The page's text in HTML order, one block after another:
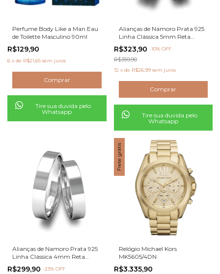
Perfume Body Like a Man Eau
de Toilette Masculino 90ml
R$129,90
6 x de R$21,65 sem juros
Tire sua duvida pelo
Whatsapp
Alianças de Namoro Prata 925
Linha Clássica 5mm Reta
Polida
R$323,90 -10% OFF
R$359,90
12 x de R$26,99 sem juros
Tire sua duvida pelo
Whatsapp
Alianças de Namoro Prata 925
Linha Clássica 4mm Reta
Polida
R$299,90 -23% OFF
Frete grátis
Relógio Michael Kors
MK5605/4DN
R$3.335,90